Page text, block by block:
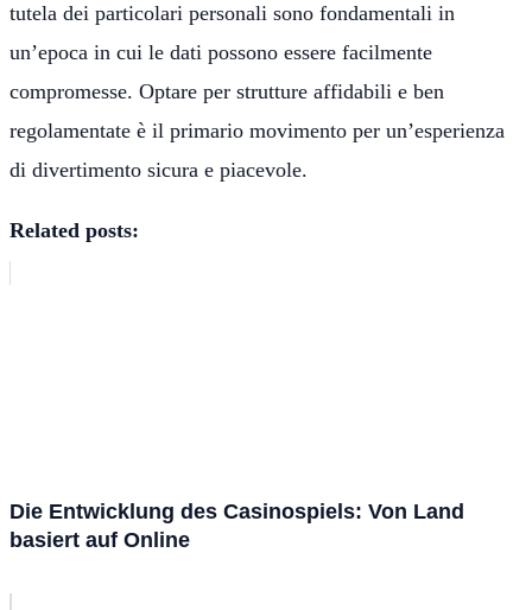
tutela dei particolari personali sono fondamentali in
un’epoca in cui le dati possono essere facilmente
compromesse. Optare per strutture affidabili e ben
regolamentate è il primario movimento per un’esperienza
di divertimento sicura e piacevole.
Related posts:
Die Entwicklung des Casinospiels: Von Land
basiert auf Online